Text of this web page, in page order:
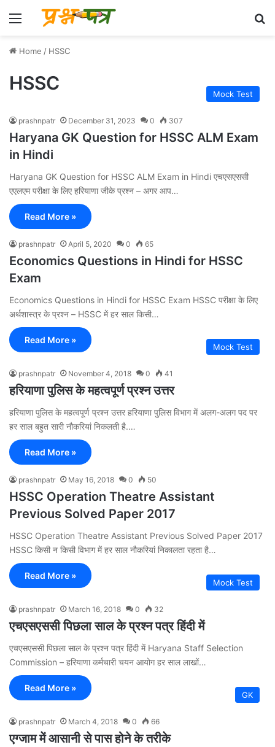
Menu
Home / HSSC
HSSC Mock Test
prashnpatr December 31, 2023 0 307
Haryana GK Question for HSSC ALM Exam
in Hindi
Haryana GK Question for HSSC ALM Exam in Hindi एचएसएससी
एएलएम परीक्षा के लिए हरियाणा जीके प्रश्न – अगर आप…
Read More »
prashnpatr April 5, 2020 0 65
Economics Questions in Hindi for HSSC
Exam
Economics Questions in Hindi for HSSC Exam HSSC परीक्षा के लिए
अर्थशास्त्र के प्रश्न – HSSC में हर साल किसी…
Read More »
Mock Test
prashnpatr November 4, 2018 0 41
हरियाणा पुलिस के महत्वपूर्ण प्रश्न उत्तर
हरियाणा पुलिस के महत्वपूर्ण प्रश्न उत्तर हरियाणा पुलिस विभाग में अलग-अलग पद पर
हर साल बहुत सारी नौकरियां निकलती है.…
Read More »
prashnpatr May 16, 2018 0 50
HSSC Operation Theatre Assistant
Previous Solved Paper 2017
HSSC Operation Theatre Assistant Previous Solved Paper 2017
HSSC किसी न किसी विभाग में हर साल नौकरियां निकालता रहता है…
Read More »
Mock Test
prashnpatr March 16, 2018 0 32
एचएसएससी पिछला साल के प्रश्न पत्र हिंदी में
एचएसएससी पिछला साल के प्रश्न पत्र हिंदी में Haryana Staff Selection
Commission – हरियाणा कर्मचारी चयन आयोग हर साल लाखों…
Read More »
GK
prashnpatr March 4, 2018 0 66
एग्जाम में आसानी से पास होने के तरीके